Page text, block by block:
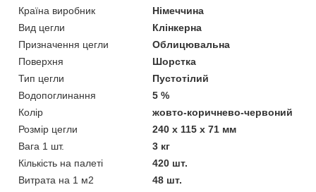
Країна виробник
Німеччина
Вид цегли
Клінкерна
Призначення цегли
Облицювальна
Поверхня
Шорстка
Тип цегли
Пустотілий
Водопоглинання
5 %
Колір
жовто-коричнево-червоний
Розмір цегли
240 х 115 х 71 мм
Вага 1 шт.
3 кг
Кількість на палеті
420 шт.
Витрата на 1 м2
48 шт.